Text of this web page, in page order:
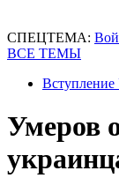
СПЕЦТЕМА:
ВСЕ ТЕМЫ
Умеров